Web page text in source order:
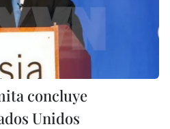
concluye
Unidos